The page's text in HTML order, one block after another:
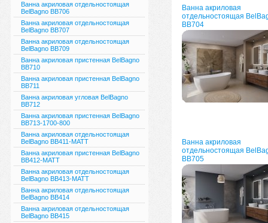
Ванна акриловая отдельностоящая
BelBagno BB706
Ванна акриловая отдельностоящая
BelBagno BB707
Ванна акриловая отдельностоящая
BelBagno BB709
Ванна акриловая пристенная BelBagno
BB710
Ванна акриловая пристенная BelBagno
BB711
Ванна акриловая угловая BelBagno
BB712
Ванна акриловая пристенная BelBagno
BB713-1700-800
Ванна акриловая отдельностоящая
BelBagno ВВ411-MATT
Ванна акриловая пристенная BelBagno
ВВ412-MATT
Ванна акриловая отдельностоящая
BelBagno ВВ413-MATT
Ванна акриловая отдельностоящая
BelBagno ВВ414
Ванна акриловая отдельностоящая
BelBagno ВВ415
Ванна акриловая
отдельностоящая
BB704
Ванна акриловая
отдельностоящая
BB705